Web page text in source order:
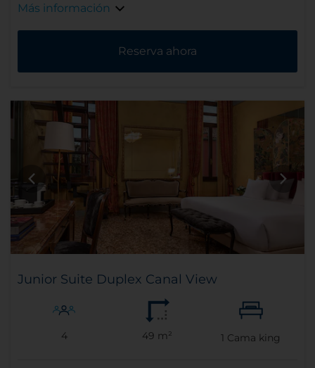
Más información
Reserva ahora
Junior Suite Duplex Canal View
4 49 m² 1 Cama king